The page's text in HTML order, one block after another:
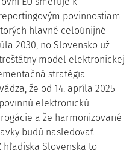
povinnostiam
hlavné celoúnijné
2030, no Slovensko už
model elektronickej
stratégia
že od 14. apríla 2025
elektronickú
a že harmonizované
budú nasledovať
hľadiska Slovenska to